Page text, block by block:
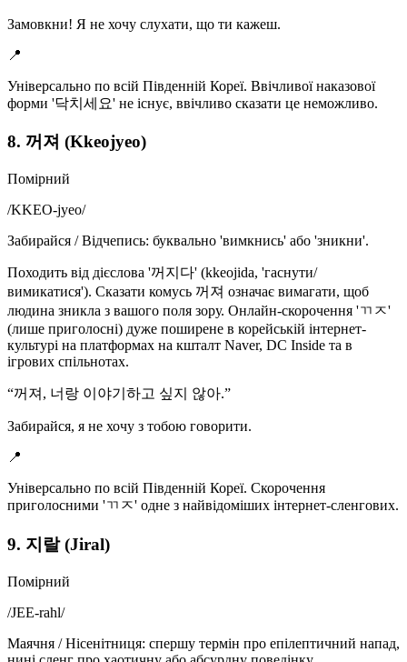
Замовкни! Я не хочу слухати, що ти кажеш.
📍
Універсально по всій Південній Кореї. Ввічливої наказової
форми '닥치세요' не існує, ввічливо сказати це неможливо.
8. 꺼져 (Kkeojyeo)
Помірний
/KKEO-jyeo/
Забирайся / Відчепись: буквально 'вимкнись' або 'зникни'.
Походить від дієслова '꺼지다' (kkeojida, 'гаснути/
вимикатися'). Сказати комусь 꺼져 означає вимагати, щоб
людина зникла з вашого поля зору. Онлайн-скорочення 'ㄲㅈ'
(лише приголосні) дуже поширене в корейській інтернет-
культурі на платформах на кшталт Naver, DC Inside та в
ігрових спільнотах.
“꺼져, 너랑 이야기하고 싶지 않아.”
Забирайся, я не хочу з тобою говорити.
📍
Універсально по всій Південній Кореї. Скорочення
приголосними 'ㄲㅈ' одне з найвідоміших інтернет-сленгових.
9. 지랄 (Jiral)
Помірний
/JEE-rahl/
Маячня / Нісенітниця: спершу термін про епілептичний напад,